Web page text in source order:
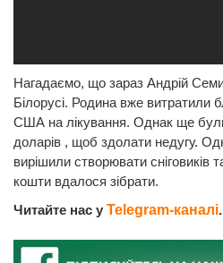
Нагадаємо, що зараз Андрій
Білорусі. Родина вже витратили
США на лікування. Однак ще були
доларів , щоб здолати недугу.
вирішили створювати сніговиків
кошти вдалося зібрати.
Читайте нас у Telegram-каналі